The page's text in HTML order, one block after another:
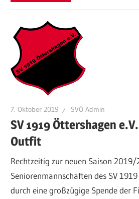
7. Oktober 2019 SVÖ Admin
SV 1919 Öttershagen
Outfit
Rechtzeitig zur neuen Saison
Seniorenmannschaften des SV
durch eine großzügige Spende der